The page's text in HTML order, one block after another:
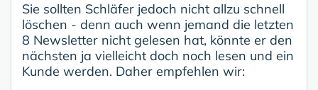
Sie sollten Schläfer jedoch nicht allzu schnell
löschen - denn auch wenn jemand die letzten
8 Newsletter nicht gelesen hat, könnte er den
nächsten ja vielleicht doch noch lesen und ein
Kunde werden. Daher empfehlen wir: